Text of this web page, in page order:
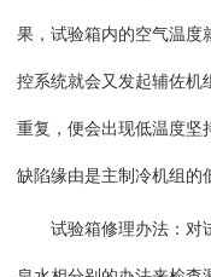
果，试验箱内的空气温度
控系统就会又发起辅佐机
重复，便会出现低温度坚
缺陷缘由是主制冷机组的
试验箱修理办法：对